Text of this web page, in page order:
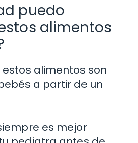
puedo
alimentos
alimentos son
a partir de un
es mejor